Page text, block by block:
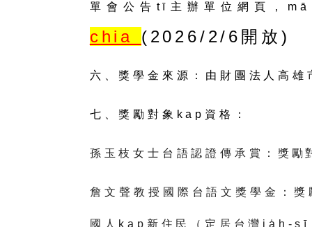
單會公告tī主辦單位網頁，
chia (2026/2/6開放)
六、獎學金來源：由財團法人高
七、獎勵對象kap資格：
孫玉枝女士台語認證傳承賞：獎勵
詹文聲教授國際台語文獎學金：獎
國人kap新住民（定居台灣ia̍h-sī